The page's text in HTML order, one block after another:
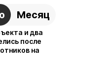
Месяц
и два
после
на